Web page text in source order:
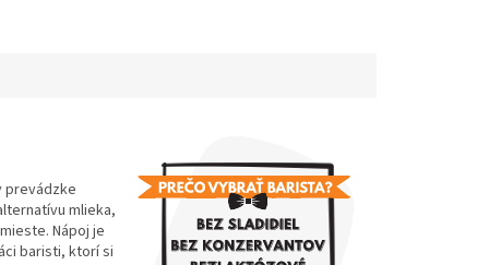
prevádzke
mlieka,
Nápoj je
baristi, ktorí si